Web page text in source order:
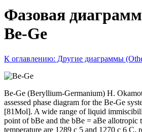
Фазовая
Be-Ge
К оглавлению: Другие диаграммы
Be-Ge (Beryllium-Germanium) H.
assessed phase diagram for the Be-Ge
[81Mol]. A wide range of liquid
point of bBe and the bBe = aBe allotropic
temperature are 1289 с 5 and 1270 с 6 C,